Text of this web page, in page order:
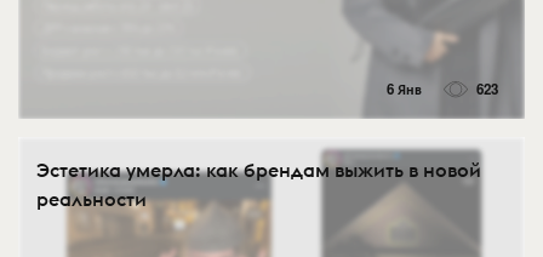
6 Янв 623
Эстетика умерла: как брендам выжить в новой
реальности